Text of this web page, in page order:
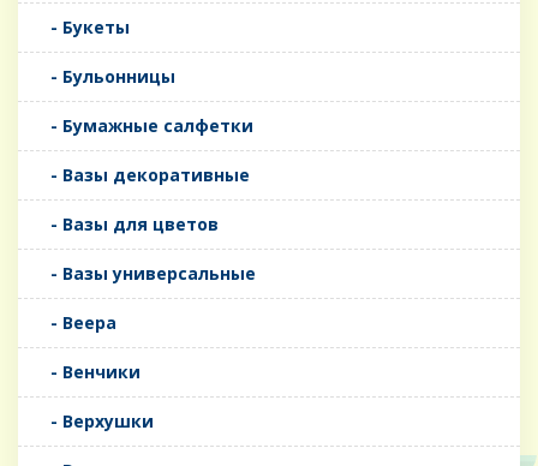
- Букеты
- Бульонницы
- Бумажные салфетки
- Вазы декоративные
- Вазы для цветов
- Вазы универсальные
- Веера
- Венчики
- Верхушки